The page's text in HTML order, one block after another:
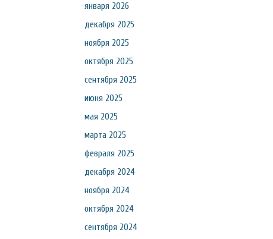
января 2026
декабря 2025
ноября 2025
октября 2025
сентября 2025
июня 2025
мая 2025
марта 2025
февраля 2025
декабря 2024
ноября 2024
октября 2024
сентября 2024